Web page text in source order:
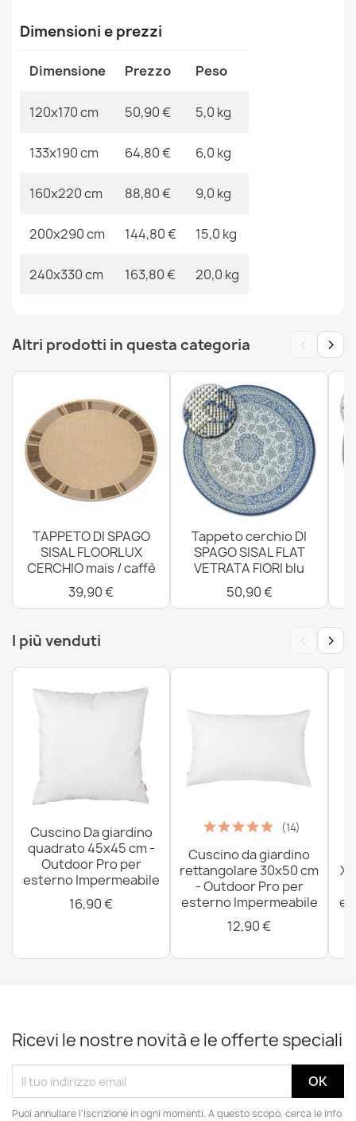
Tappeto ORGANIC Sisal Pietra Naturale / Crema -
moderno forma irregolare
Tappeto ORGANIC Sisal Ornamento, cornice naturale /
50,90 €
Tappeto ORGANIC Sisal Pietra Crema / Naturale -
moderno forma irregolare
50,90 €
Tappeto ORGANIC Sisal Ornamento, cornice nero /
crema - forma irregolare moderna
50,90 €
Tappeto ORGANIC Sisal Pietra Crema / Grigio - naturale,
moderno forma irregolare
Ean13
MPN Kabis_21160
Dimensioni e prezzi
Dimensione Prezzo Peso
120x170 cm 50,90 € 5,0 kg
133x190 cm 64,80 € 6,0 kg
160x220 cm 88,80 € 9,0 kg
200x290 cm 144,80 € 15,0 kg
240x330 cm 163,80 € 20,0 kg
Altri prodotti in questa categoria ‹ ›
TAPPETO DI SPAGO
SISAL FLOORLUX
CERCHIO mais / caffè
39,90 €
Tappeto cerchio DI
SPAGO SISAL FLAT
VETRATA FIORI blu
50,90 €
I più venduti ‹ ›
Cuscino Da giardino
quadrato 45x45 cm -
Outdoor Pro per
esterno Impermeabile
16,90 €
(14)
Cuscino da giardino
rettangolare 30x50 cm
- Outdoor Pro per
esterno Impermeabile
12,90 €
Ricevi le nostre novità e le offerte speciali
Puoi annullare l'iscrizione in ogni momenti. A questo scopo, cerca le info